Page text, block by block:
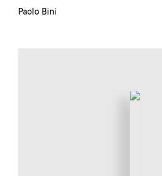
Paolo Bini